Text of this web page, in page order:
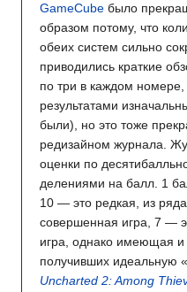
GameCube было
образом потому, что
обеих систем сильно
приводились краткие
по три в каждом
результатами
были), но это тоже
редизайном журнала.
оценки по
делениями на балл. 1
10 — это редкая, из
совершенная игра, 7 —
игра, однако имеющая и
получивших идеальную
Uncharted 2: Among